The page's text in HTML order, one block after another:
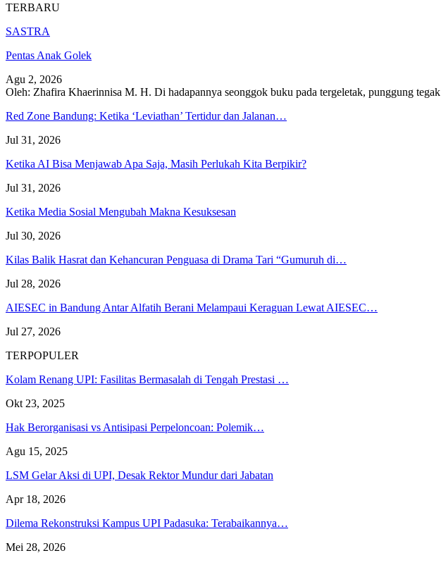
TERBARU
SASTRA
Pentas Anak Golek
Agu 2, 2026
Oleh: Zhafira Khaerinnisa M. H. Di hadapannya seonggok buku pada tergeletak, punggung tegak
Red Zone Bandung: Ketika ‘Leviathan’ Tertidur dan Jalanan…
Jul 31, 2026
Ketika AI Bisa Menjawab Apa Saja, Masih Perlukah Kita Berpikir?
Jul 31, 2026
Ketika Media Sosial Mengubah Makna Kesuksesan
Jul 30, 2026
Kilas Balik Hasrat dan Kehancuran Penguasa di Drama Tari “Gumuruh di…
Jul 28, 2026
AIESEC in Bandung Antar Alfatih Berani Melampaui Keraguan Lewat AIESEC…
Jul 27, 2026
TERPOPULER
Kolam Renang UPI: Fasilitas Bermasalah di Tengah Prestasi …
Okt 23, 2025
Hak Berorganisasi vs Antisipasi Perpeloncoan: Polemik…
Agu 15, 2025
LSM Gelar Aksi di UPI, Desak Rektor Mundur dari Jabatan
Apr 18, 2026
Dilema Rekonstruksi Kampus UPI Padasuka: Terabaikannya…
Mei 28, 2026